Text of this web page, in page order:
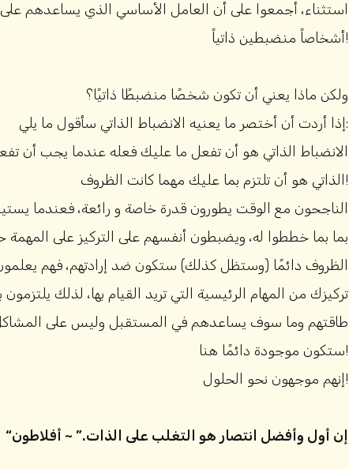
استثناء، أجمعوا على أن العامل الأساسي الذي يساعدهم على
أشخاصاً منضبطين ذاتياً!
ولكن ماذا يعني أن تكون شخصًا منضبطًا ذاتيًا؟
إذا أردت أن أختصر ما يعنيه الانضباط الذاتي سأقول ما يلي:
الانضباط الذاتي هو أن تفعل ما عليك فعله عندما يجب أن
الذاتي هو أن تلتزم بما عليك مهما كانت الظروف!
الناجحون مع الوقت يطورون قدرة خاصة و رائعة، فعندما
بما بما خططوا له، ويضبطون أنفسهم على التركيز على
الظروف دائمًا (وستظل كذلك) ستكون ضد إرادتهم، فهم
تركيزك من المهام الرئيسية التي تريد القيام بها، لذلك يلتزمون
طاقتهم وما سوف يساعدهم في المستقبل وليس على
ستكون موجودة دائمًا هنا!
إنهم موجهون نحو الحلول!
“إن أول وأفضل انتصار هو التغلب على الذات.” ~ أفلاطون